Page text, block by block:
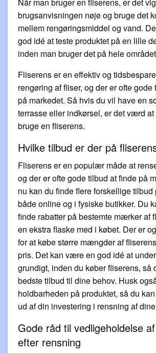
brugsanvisningen nøje og bruge det
mellem rengøringsmiddel og vand.
god idé at teste produktet på en lille
inden man bruger det på hele
Fliserens er en effektiv og
rengøring af fliser, og der er ofte
på markedet. Så hvis du vil have en
terrasse eller indkørsel, er det værd
bruge en fliserens.
Hvilke tilbud er der på
Fliserens er en populær måde at
og der er ofte gode tilbud at finde på
nu kan du finde flere forskellige tilbud
både online og i fysiske butikker. Du
finde rabatter på bestemte mærker af
en ekstra flaske med i købet. Der er
for at købe større mængder af
pris. Det kan være en god idé at
grundigt, inden du køber fliserens, så
bedste tilbud til dine behov. Husk
holdbarheden på produktet, så du
ud af din investering i rensning af
Gode råd til vedligeholdelse
efter rensning